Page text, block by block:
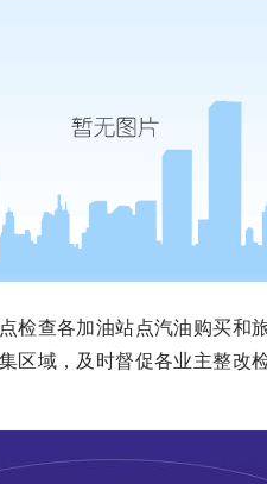
查各加油站点汽油购买和
区域，及时督促各业主整改